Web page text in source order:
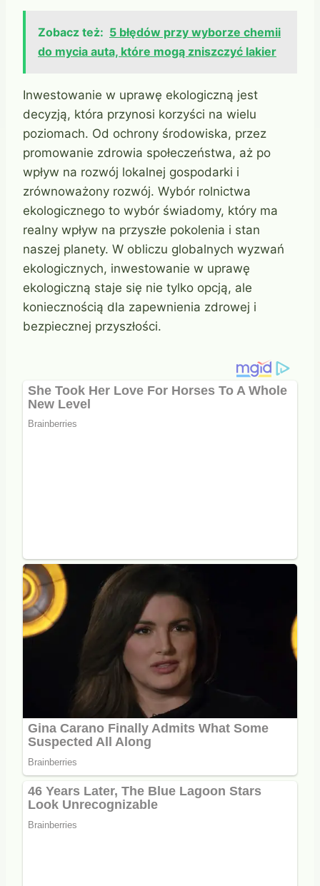
Zobacz też: 5 błędów przy wyborze chemii
do mycia auta, które mogą zniszczyć lakier
Inwestowanie w uprawę ekologiczną jest
decyzją, która przynosi korzyści na wielu
poziomach. Od ochrony środowiska, przez
promowanie zdrowia społeczeństwa, aż po
wpływ na rozwój lokalnej gospodarki i
zrównoważony rozwój. Wybór rolnictwa
ekologicznego to wybór świadomy, który ma
realny wpływ na przyszłe pokolenia i stan
naszej planety. W obliczu globalnych wyzwań
ekologicznych, inwestowanie w uprawę
ekologiczną staje się nie tylko opcją, ale
koniecznością dla zapewnienia zdrowej i
bezpiecznej przyszłości.